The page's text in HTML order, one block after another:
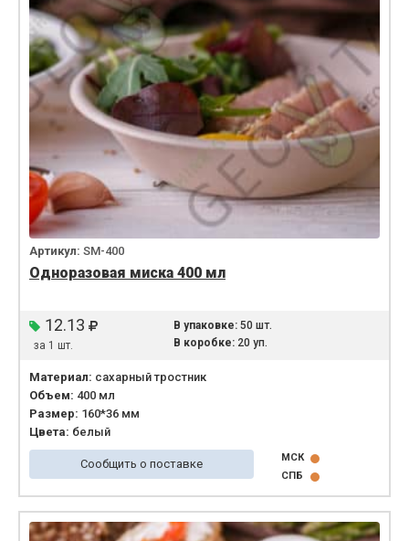
Артикул: SM-400
Одноразовая миска 400 мл
12.13
за 1 шт.
В упаковке:50 шт.
В коробке:20 уп.
Материал: сахарный тростник
Объем: 400 мл
Размер: 160*36 мм
Цвета: белый
Сообщить о поставке
МСК
СПБ